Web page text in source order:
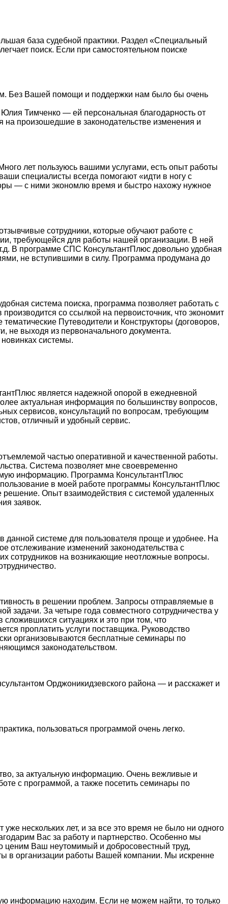
база судебной практики. Раздел «Специальный
поиск. Если при самостоятельном поиске
Без Вашей помощи и поддержки нам было бы очень
Тимченко — ей персональная благодарность от
на произошедшие в законодательстве изменения и
лет пользуюсь вашими услугами, есть опыт работы
специалисты всегда помогают «идти в ногу с
— с ними экономлю время и быстро нахожу нужное
сотрудники, которые обучают работе с
требующейся для работы нашей организации. В ней
В программе СПС КонсультантПлюс довольно удобная
не вступившими в силу. Программа продумана до
система поиска, программа позволяет работать с
со ссылкой на первоисточник, что экономит
Путеводители и Конструкторы (договоров,
не выходя из первоначального документа.
системы.
является надежной опорой в ежедневной
актуальная информация по большинству вопросов,
сервисов, консультаций по вопросам, требующим
отличный и удобный сервис.
частью оперативной и качественной работы.
Система позволяет мне своевременно
информацию. Программа КонсультантПлюс
в моей работе программы КонсультантПлюс
решение. Опыт взаимодействия с системой удаленных
заявок.
данной системе для пользователя проще и удобнее. На
отслеживание изменений законодательства с
сотрудников на возникающие неотложные вопросы.
в решении проблем. Запросы отправляемые в
задачи. За четыре года совместного сотрудничества у
ситуациях и это при том, что
проплатить услуги поставщика. Руководство
организовываются бесплатные семинары по
законодательством.
Орджоникидзевского района — и расскажет и
пользоваться программой очень легко.
за актуальную информацию. Очень вежливые и
с программой, а также посетить семинары по
нескольких лет, и за все это время не было ни одного
Вас за работу и партнерство. Особенно мы
ценим Ваш неутомимый и добросовестный труд,
в организации работы Вашей компании. Мы искренне
информацию находим. Если не можем найти, то только